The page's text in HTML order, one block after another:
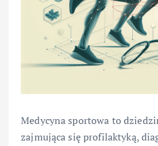
Medycyna sportowa to
zajmująca się profilaktyką,